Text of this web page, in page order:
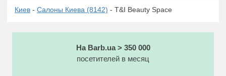
Киев - Салоны Киева (8142) - T&I Beauty Space
На Barb.ua > 350 000
посетителей в месяц